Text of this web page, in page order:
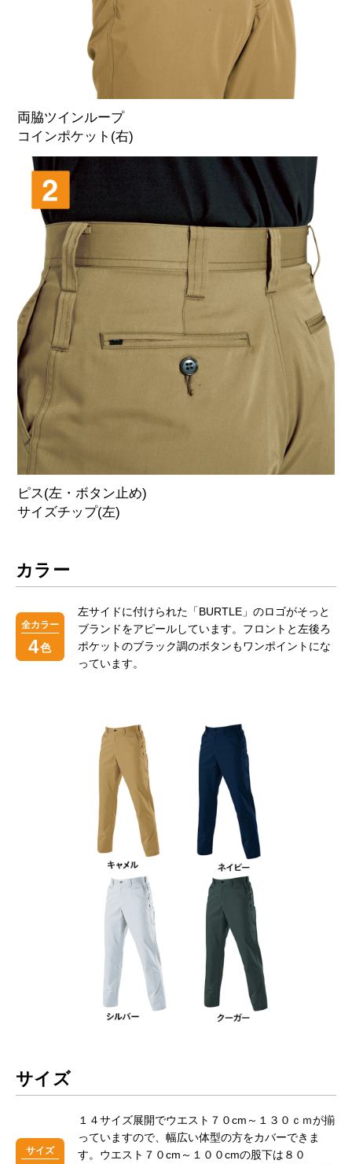
両脇ツインループ
コインポケット(右)
ピス(左・ボタン止め)
サイズチップ(左)
カラー
全カラー
4色
左サイドに付けられた「BURTLE」のロゴがそっと
ブランドをアピールしています。フロントと左後ろ
ポケットのブラック調のボタンもワンポイントにな
っています。
サイズ
サイズ
１４サイズ展開でウエスト７０cm～１３０ｃｍが揃
っていますので、幅広い体型の方をカバーできま
す。ウエスト７０cm～１００cmの股下は８０